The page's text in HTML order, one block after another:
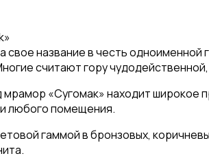
свое название в честь
считают гору
мрамор «Сугомак» находит
любого помещения.
гаммой в бронзовых,